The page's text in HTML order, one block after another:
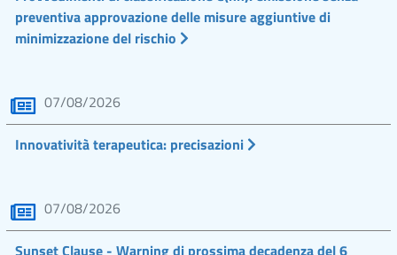
preventiva approvazione delle misure aggiuntive di
minimizzazione del rischio
07/08/2026
Innovatività terapeutica: precisazioni
07/08/2026